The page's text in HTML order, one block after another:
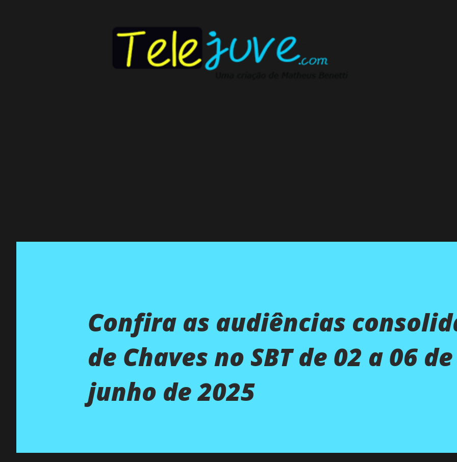
Confira as audiências
de Chaves no SBT de 02 a 06 de
junho de 2025